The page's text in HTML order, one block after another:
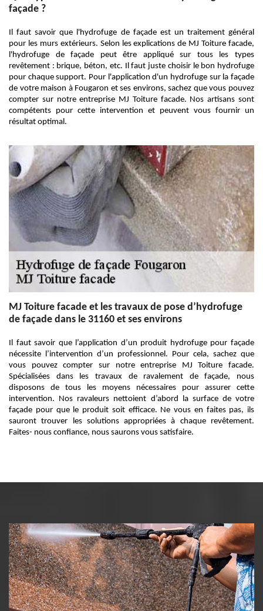
façade ?
Il faut savoir que l'hydrofuge de façade est un traitement général
pour les murs extérieurs. Selon les explications de MJ Toiture facade,
l'hydrofuge de façade peut être appliqué sur tous les types
revêtement : brique, béton, etc. Il faut juste choisir le bon hydrofuge
pour chaque support. Pour l'application d'un hydrofuge sur la façade
de votre maison à Fougaron et ses environs, sachez que vous pouvez
compter sur notre entreprise MJ Toiture facade. Nos artisans sont
compétents pour cette intervention et peuvent vous fournir un
résultat optimal.
MJ Toiture facade et les travaux de pose d’hydrofuge
de façade dans le 31160 et ses environs
Il faut savoir que l’application d’un produit hydrofuge pour façade
nécessite l’intervention d’un professionnel. Pour cela, sachez que
vous pouvez compter sur notre entreprise MJ Toiture facade.
Spécialisées dans les travaux de ravalement de façade, nous
disposons de tous les moyens nécessaires pour assurer cette
intervention. Nos ravaleurs nettoient d’abord la surface de votre
façade pour que le produit soit efficace. Ne vous en faites pas, ils
sauront trouver les solutions appropriées à chaque revêtement.
Faites- nous confiance, nous saurons vous satisfaire.